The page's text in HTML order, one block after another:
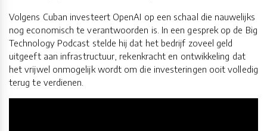
Volgens Cuban investeert OpenAI op een schaal die nauwelijks
nog economisch te verantwoorden is. In een gesprek op de Big
Technology Podcast stelde hij dat het bedrijf zoveel geld
uitgeeft aan infrastructuur, rekenkracht en ontwikkeling dat
het vrijwel onmogelijk wordt om die investeringen ooit volledig
terug te verdienen.